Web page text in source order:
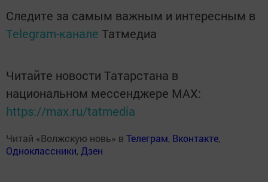
Следите за самым важным и интересным в
Telegram-канале Татмедиа
Читайте новости Татарстана в
национальном мессенджере MАХ:
https://max.ru/tatmedia
Читай «Волжскую новь» в Телеграм, Вконтакте,
Одноклассники, Дзен